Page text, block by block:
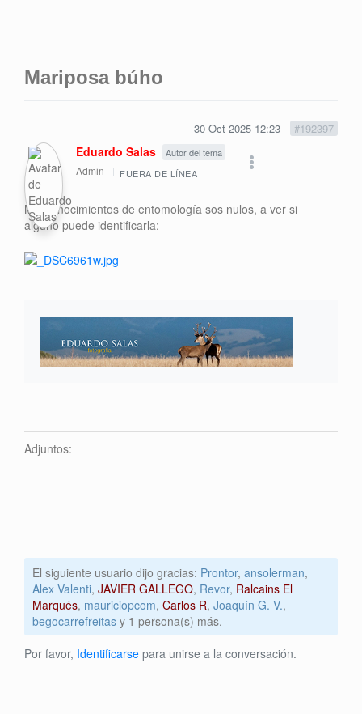
Mariposa búho
30 Oct 2025 12:23 #192397
Eduardo Salas Autor del tema
Admin FUERA DE LÍNEA
Mis conocimientos de entomología sos nulos, a ver si
alguno puede identificarla:
Adjuntos:
El siguiente usuario dijo gracias: Prontor, ansolerman,
Alex Valenti, JAVIER GALLEGO, Revor, Ralcains El
Marqués, mauriciopcom, Carlos R, Joaquín G. V.,
begocarrefreitas y 1 persona(s) más.
Por favor, Identificarse para unirse a la conversación.